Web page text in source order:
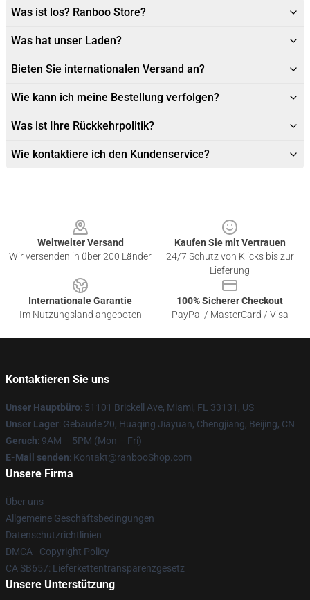
Was ist los? Ranboo Store?
Was hat unser Laden?
Bieten Sie internationalen Versand an?
Wie kann ich meine Bestellung verfolgen?
Was ist Ihre Rückkehrpolitik?
Wie kontaktiere ich den Kundenservice?
Weltweiter Versand
Wir versenden in über 200 Länder
Kaufen Sie mit Vertrauen
24/7 Schutz von Klicks bis zur
Lieferung
Internationale Garantie
Im Nutzungsland angeboten
100% Sicherer Checkout
PayPal / MasterCard / Visa
Kontaktieren Sie uns
Unser Hauptbüro: 51101 Brickell Ave, Miami, FL 33131, US
Unser Lager: Gebäude 20, Huaqing Jiayuan, Chengjiang, Beijing, CN
Geruch: 9AM – 5PM (Mon – Fri)
E-Mail senden: Kontakt@ranbooShop.com
Unsere Firma
Über uns
Allgemeine Geschäftsbedingungen
Datenschutzrichtlinien
DMCA - Copyright Policy
CA SB657: Lieferkettentransparenzgesetz
Unsere Unterstützung